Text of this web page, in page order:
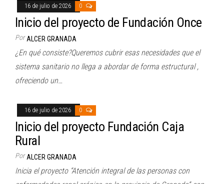
16 de julio de 2026 0
Inicio del proyecto de Fundación Once
Por ALCER GRANADA
¿En qué consiste?Queremos cubrir esas necesidades que el
sistema sanitario no llega a abordar de forma estructural ,
ofreciendo un…
16 de julio de 2026 0
Inicio del proyecto Fundación Caja
Rural
Por ALCER GRANADA
Inicia el proyecto “Atención integral de las personas con